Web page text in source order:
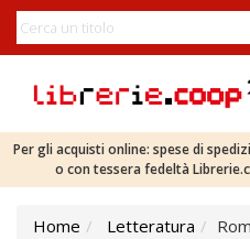
Per gli acquisti online: spese di
o con tessera fedeltà
Home Letteratura